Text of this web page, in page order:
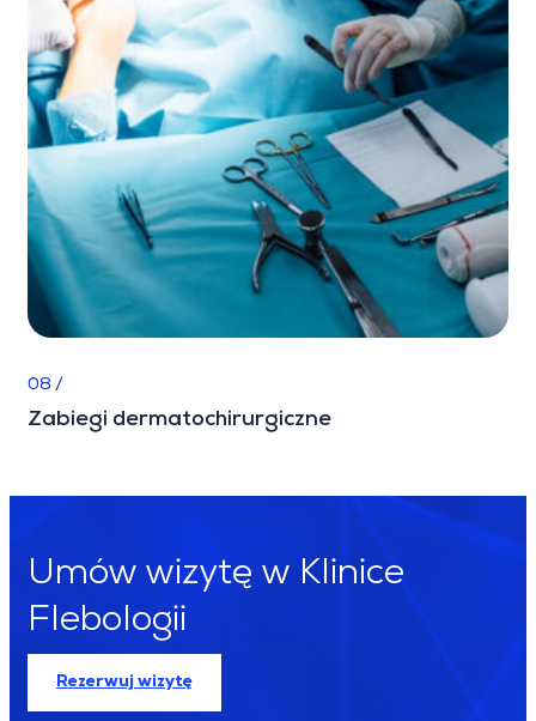
08 /
Zabiegi dermatochirurgiczne
Umów wizytę w Klinice
Flebologii
Rezerwuj wizytę